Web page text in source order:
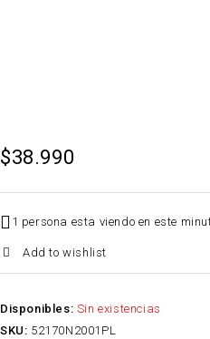
$38.990
1 persona esta viendo en este
Add to wishlist
Disponibles: Sin existencias
SKU: 52170N2001PL